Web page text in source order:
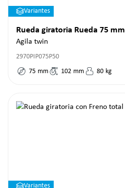
Variantes
Rueda giratoria Rueda 75 mm
Agila twin
2970PIP075P50
75 mm 102 mm 80 kg
Variantes